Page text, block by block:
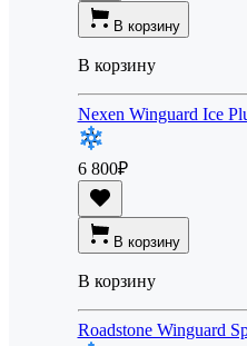
В корзину
В корзину
Nexen Winguard Ice
6 800₽
В корзину
В корзину
Roadstone Winguard